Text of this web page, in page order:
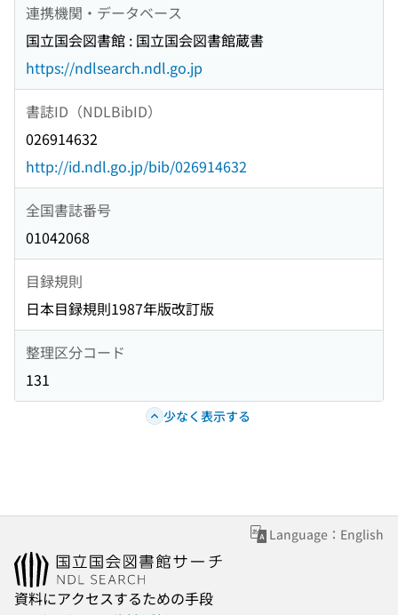
連携機関・データベース
国立国会図書館 : 国立国会図書館蔵書
https://ndlsearch.ndl.go.jp
書誌ID（NDLBibID）
026914632
http://id.ndl.go.jp/bib/026914632
全国書誌番号
01042068
目録規則
日本目録規則1987年版改訂版
整理区分コード
131
少なく表示する
Language：English
資料にアクセスするための手段